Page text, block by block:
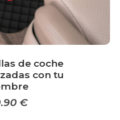
producto
de coche
con tu
€